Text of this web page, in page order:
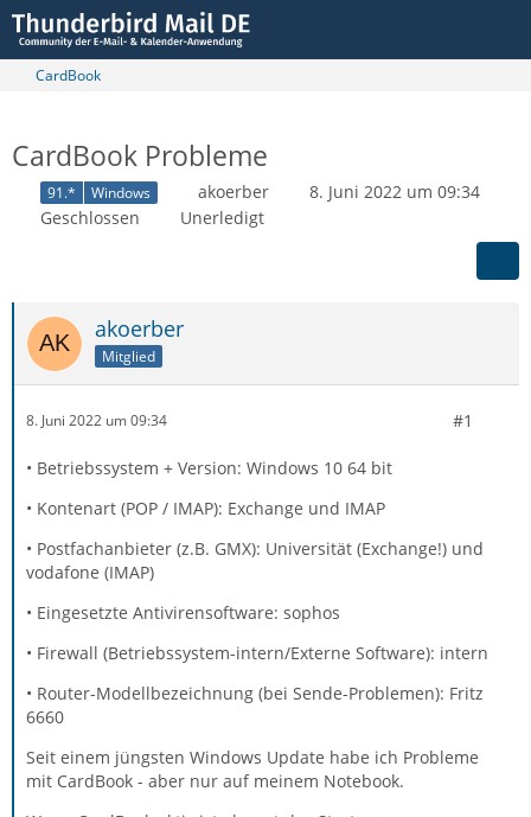
CardBook
CardBook Probleme
91.* Windows akoerber
8. Juni 2022 um 09:34
Geschlossen
Unerledigt
akoerber
Mitglied
8. Juni 2022 um 09:34 #1
• Betriebssystem + Version: Windows 10 64 bit
• Kontenart (POP / IMAP): Exchange und IMAP
• Postfachanbieter (z.B. GMX): Universität (Exchange!) und
vodafone (IMAP)
• Eingesetzte Antivirensoftware: sophos
• Firewall (Betriebssystem-intern/Externe Software): intern
• Router-Modellbezeichnung (bei Sende-Problemen): Fritz
6660
Seit einem jüngsten Windows Update habe ich Probleme
mit CardBook - aber nur auf meinem Notebook.